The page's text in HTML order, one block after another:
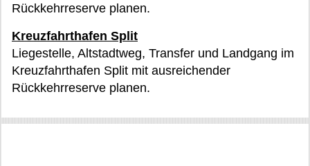
Rückkehrreserve planen.
Kreuzfahrthafen Split
Liegestelle, Altstadtweg, Transfer und Landgang im
Kreuzfahrthafen Split mit ausreichender
Rückkehrreserve planen.